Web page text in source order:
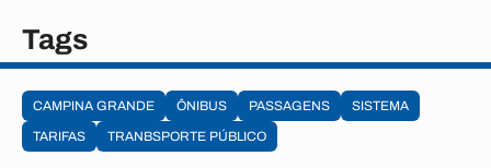
Tags
CAMPINA GRANDE ÔNIBUS PASSAGENS
SISTEMA
TARIFAS
TRANBSPORTE PÚBLICO